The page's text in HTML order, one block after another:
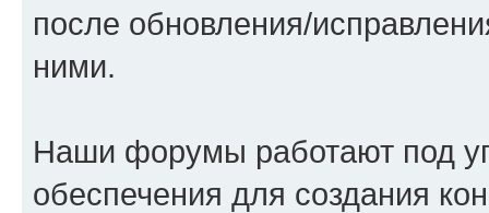
после обновления/
ними.
Наши форумы работают под
обеспечения для создания